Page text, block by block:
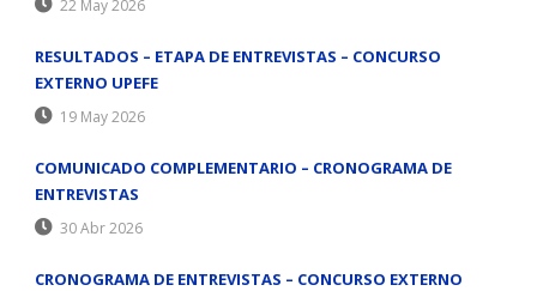
22 May 2026
RESULTADOS – ETAPA DE ENTREVISTAS – CONCURSO
EXTERNO UPEFE
19 May 2026
COMUNICADO COMPLEMENTARIO – CRONOGRAMA DE
ENTREVISTAS
30 Abr 2026
CRONOGRAMA DE ENTREVISTAS – CONCURSO EXTERNO